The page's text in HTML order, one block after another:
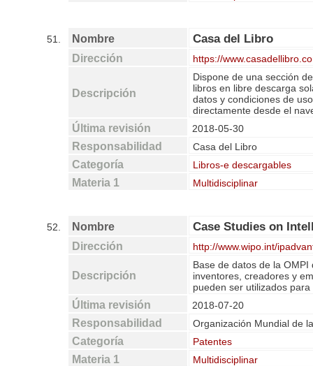
51. Nombre Casa del Libro
Dirección https://
Descripción
Dispone de una sección
libros en libre descarga
datos y condiciones de
directamente desde el
Última revisión 2018-05-30
Responsabilidad Casa del Libro
Categoría Libros-e descargables
Materia 1 Multidisciplinar
52. Nombre Case Studies on
Dirección http://www.wipo.int/
Descripción
Base de datos de la
inventores, creadores y
pueden ser utilizados
Última revisión 2018-07-20
Responsabilidad Organización Mundial de
Categoría Patentes
Materia 1 Multidisciplinar